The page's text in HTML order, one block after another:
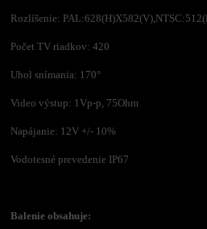
Rozlíšenie:
Počet TV riadkov: 420
Uhol snímania: 170°
Video výstup: 1Vp-p, 75Ohm
Napájanie: 12V +/- 10%
Vodotesné prevedenie IP67
Balenie obsahuje: